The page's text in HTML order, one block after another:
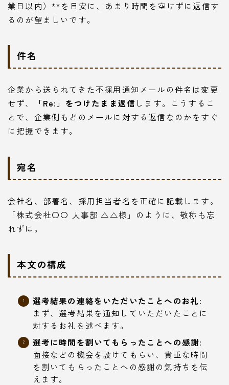
業日以内）**を目安に、あまり時間を空けずに返信す
るのが望ましいです。
件名
企業から送られてきた不採用通知メールの件名は変更
せず、
「Re:」をつけたまま返信 します。こうするこ
とで、企業側もどのメールに対する返信なのかをすぐ
に把握できます。
宛名
会社名、部署名、採用担当者名を正確に記載します。
「株式会社〇〇 人事部 △△様」のように、敬称も忘
れずに。
本文の構成
選考結果の連絡をいただいたことへのお礼:
まず、選考結果を通知していただいたことに
対するお礼を述べます。
選考に時間を割いてもらったことへの感謝:
面接などの機会を設けてもらい、貴重な時間
を割いてもらったことへの感謝の気持ちを伝
えます。